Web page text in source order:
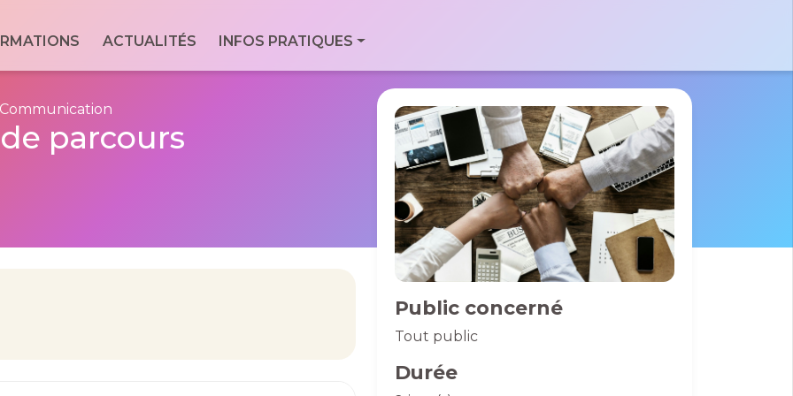
du
Formassad
9 Bd Pierre
Mendes France
77600 Bussy St
Georges
01 40 06 01 26
ACTUALITÉS INFOS PRATIQUES
parcours
Public concerné
Tout public
Durée